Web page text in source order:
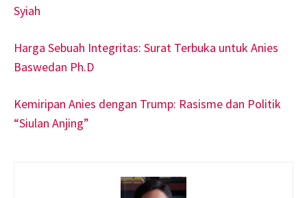
Syiah
Harga Sebuah Integritas: Surat Terbuka untuk Anies
Baswedan Ph.D
Kemiripan Anies dengan Trump: Rasisme dan Politik
“Siulan Anjing”